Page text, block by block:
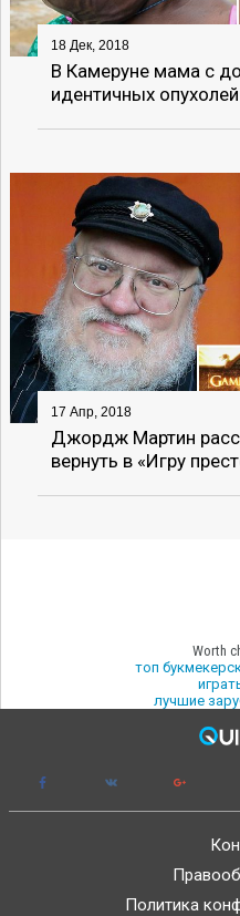
18 Дек, 2018
В Камеруне мама с
идентичных
17 Апр, 2018
Джордж Мартин
вернуть в «Игру
Worth
топ
лучшие
Политика